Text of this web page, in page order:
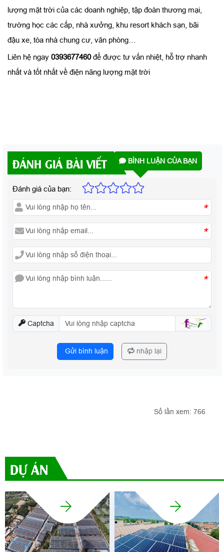
lượng mặt trời của các doanh nghiệp, tập đoàn thương mại,
trường học các cấp, nhà xưởng, khu resort khách sạn, bãi
đậu xe, tòa nhà chung cư, văn phòng…
Liên hệ ngay 0393677460để được tư vấn nhiệt, hỗ trợ nhanh
nhất và tốt nhất về điện năng lượng mặt trời
ĐÁNH GIÁ BÀI VIẾT BÌNH LUẬN CỦA BẠN
Đánh giá của bạn:
*
*
*
Captcha
Gửi bình luận nhập lại
Số lần xem: 766
DỰ ÁN